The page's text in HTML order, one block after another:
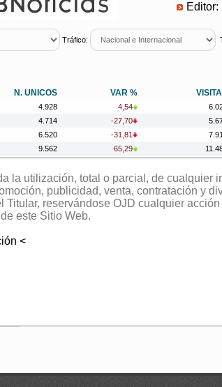
Editor:
Tráfico:
N. UNICOS VAR %
4.928 4,54
4.714 -27,70
6.520 -31,81
9.562 65,29
7.070 10,42
6.403 68,94
3.790 -17,14
4.574
la utilización, total o parcial, de cualquier
publicidad, venta, contratación y
Titular, reservándose OJD cualquier
este Sitio Web.
<